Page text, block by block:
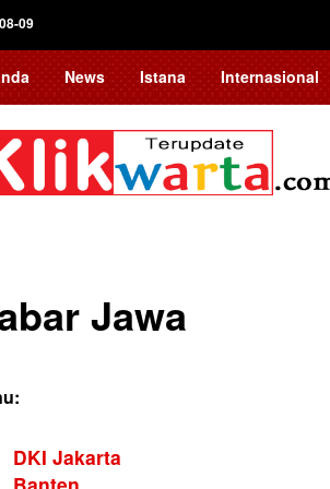
09
News Istana Internasional
Jawa
DKI Jakarta